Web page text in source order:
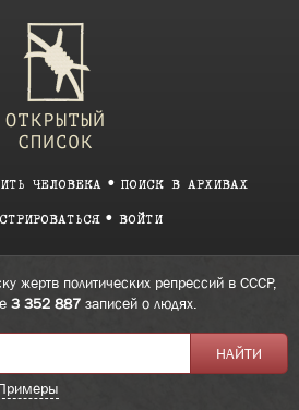
ЧЕЛОВЕКА ПОИСК В АРХИВАХ
ВОЙТИ
жертв политических репрессий в СССР,
3 352 887 записей о людях.